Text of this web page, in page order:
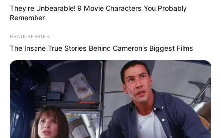
They're Unbearable! 9 Movie Characters You Probably
Remember
BRAINBERRIES
The Insane True Stories Behind Cameron's Biggest Films